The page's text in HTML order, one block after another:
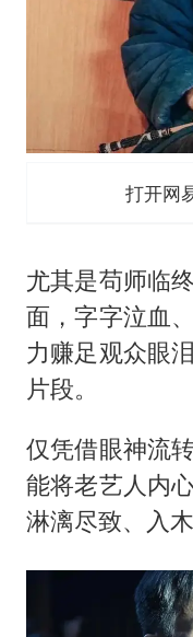
打开网
尤其是苟师临
面，字字泣血
力赚足观众眼
片段。
仅凭借眼神流
能将老艺人内
淋漓尽致、入